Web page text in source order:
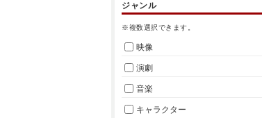
ジャンル
※複数選択できます。
映像
演劇
音楽
キャラクター